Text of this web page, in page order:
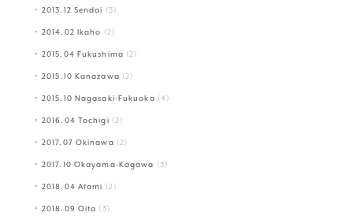
2013.12 Sendai (3)
2014.02 Ikaho (2)
2015.04 Fukushima (2)
2015.10 Kanazawa (2)
2015.10 Nagasaki-Fukuoka (4)
2016.04 Tochigi (2)
2017.07 Okinawa (2)
2017.10 Okayama-Kagawa (3)
2018.04 Atami (2)
2018.09 Oita (3)